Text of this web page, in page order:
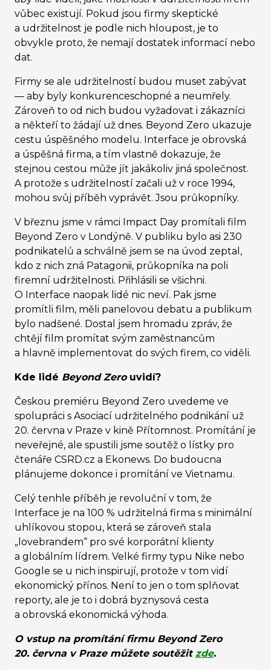
vůbec existují. Pokud jsou firmy skeptické
a udržitelnost je podle nich hloupost, je to
obvykle proto, že nemají dostatek informací nebo
dat.
Firmy se ale udržitelností budou muset zabývat
— aby byly konkurenceschopné a neumřely.
Zároveň to od nich budou vyžadovat i zákazníci
a někteří to žádají už dnes. Beyond Zero ukazuje
cestu úspěšného modelu. Interface je obrovská
a úspěšná firma, a tím vlastně dokazuje, že
stejnou cestou může jít jakákoliv jiná společnost.
A protože s udržitelností začali už v roce 1994,
mohou svůj příběh vyprávět. Jsou průkopníky.
V březnu jsme v rámci Impact Day promítali film
Beyond Zero v Londýně. V publiku bylo asi 230
podnikatelů a schválně jsem se na úvod zeptal,
kdo z nich zná Patagonii, průkopníka na poli
firemní udržitelnosti. Přihlásili se všichni.
O Interface naopak lidé nic neví. Pak jsme
promítli film, měli panelovou debatu a publikum
bylo nadšené. Dostal jsem hromadu zpráv, že
chtějí film promítat svým zaměstnancům
a hlavně implementovat do svých firem, co viděli.
Kde lidé Beyond Zerouvidí?
Českou premiéru Beyond Zero uvedeme ve
spolupráci s Asociací udržitelného podnikání už
20. června v Praze v kině Přítomnost. Promítání je
neveřejné, ale spustili jsme soutěž o lístky pro
čtenáře CSRD.cz a Ekonews. Do budoucna
plánujeme dokonce i promítání ve Vietnamu.
Celý tenhle příběh je revoluční v tom, že
Interface je na 100 % udržitelná firma s minimální
uhlíkovou stopou, která se zároveň stala
„lovebrandem“ pro své korporátní klienty
a globálním lídrem. Velké firmy typu Nike nebo
Google se u nich inspirují, protože v tom vidí
ekonomický přínos. Není to jen o tom splňovat
reporty, ale je to i dobrá byznysová cesta
a obrovská ekonomická výhoda.
O vstup na promítání firmu Beyond Zero
20. června v Praze můžete soutěžitzde.